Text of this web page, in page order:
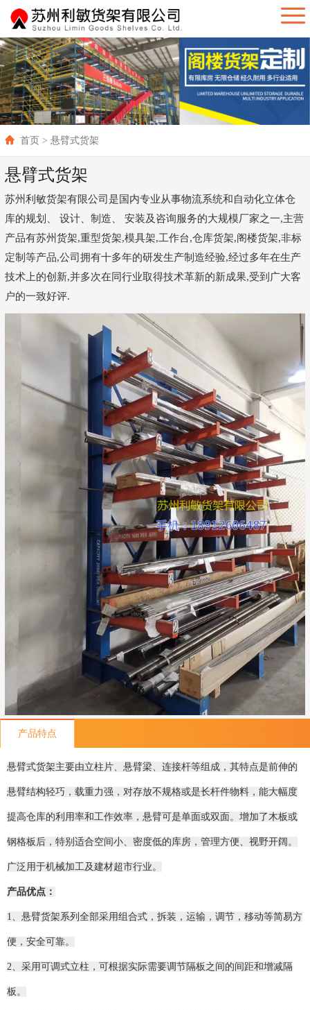
首页 > 悬臂式货架
悬臂式货架
苏州利敏货架有限公司是国内专业从事物流系统和自动化立体仓
库的规划、 设计、制造、 安装及咨询服务的大规模厂家之一,主营
产品有苏州货架,重型货架,模具架,工作台,仓库货架,阁楼货架,非标
定制等产品,公司拥有十多年的研发生产制造经验,经过多年在生产
技术上的创新,并多次在同行业取得技术革新的新成果,受到广大客
户的一致好评.
产品特点
悬臂式货架主要由立柱片、悬臂梁、连接杆等组成，其特点是前伸的
悬臂结构轻巧，载重力强，对存放不规格或是长杆件物料，能大幅度
提高仓库的利用率和工作效率，悬臂可是单面或双面。增加了木板或
钢格板后，特别适合空间小、密度低的库房，管理方便、视野开阔。
广泛用于机械加工及建材超市行业。
产品优点：
1、悬臂货架系列全部采用组合式，拆装，运输，调节，移动等简易方
便，安全可靠。
2、采用可调式立柱，可根据实际需要调节隔板之间的间距和增减隔
板。